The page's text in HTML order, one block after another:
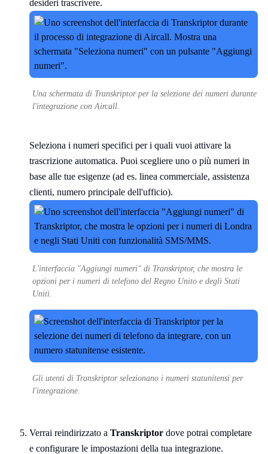
desideri trascrivere.
Una schermata di Transkriptor per la selezione dei numeri durante
l'integrazione con Aircall.
Seleziona i numeri specifici per i quali vuoi attivare la
trascrizione automatica. Puoi scegliere uno o più numeri in
base alle tue esigenze (ad es. linea commerciale, assistenza
clienti, numero principale dell'ufficio).
L'interfaccia "Aggiungi numeri" di Transkriptor, che mostra le
opzioni per i numeri di telefono del Regno Unito e degli Stati
Uniti.
Gli utenti di Transkriptor selezionano i numeri statunitensi per
l'integrazione.
Verrai reindirizzato a Transkriptor dove potrai completare
e configurare le impostazioni della tua integrazione.